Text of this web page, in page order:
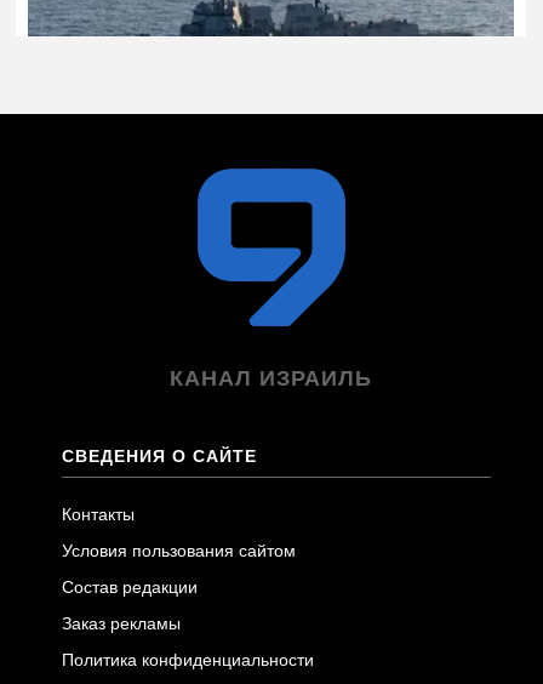
КАНАЛ ИЗРАИЛЬ
СВЕДЕНИЯ О САЙТЕ
Контакты
Условия пользования сайтом
Состав редакции
Заказ рекламы
Политика конфиденциальности